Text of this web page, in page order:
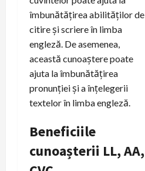
îmbunătățirea abilităților de
citire și scriere în limba
engleză. De asemenea,
această cunoaștere poate
ajuta la îmbunătățirea
pronunției și a înțelegerii
textelor în limba engleză.
Beneficiile
cunoașterii LL, AA,